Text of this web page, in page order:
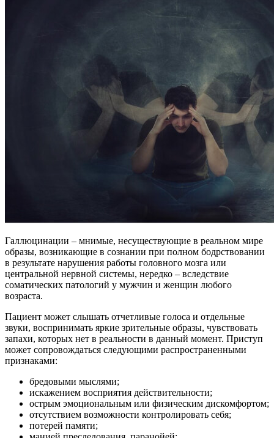
Галлюцинации – мнимые, несуществующие в реальном мире
образы, возникающие в сознании при полном бодрствовании
в результате нарушения работы головного мозга или
центральной нервной системы, нередко – вследствие
соматических патологий у мужчин и женщин любого
возраста.
Пациент может слышать отчетливые голоса и отдельные
звуки, воспринимать яркие зрительные образы, чувствовать
запахи, которых нет в реальности в данный момент. Приступ
может сопровождаться следующими распространенными
признаками:
бредовыми мыслями;
искажением восприятия действительности;
острым эмоциональным или физическим дискомфортом;
отсутствием возможности контролировать себя;
потерей памяти;